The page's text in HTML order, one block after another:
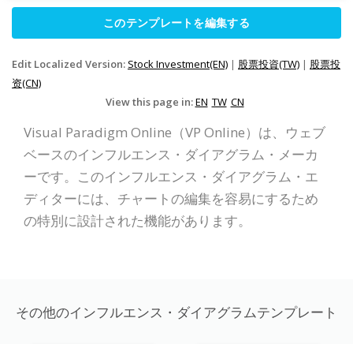
このテンプレートを編集する
Edit Localized Version: Stock Investment(EN) | 股票投資(TW) | 股票投
资(CN)
View this page in:EN TW CN
Visual Paradigm Online（VP Online）は、ウェブ
ベースのインフルエンス・ダイアグラム・メーカ
ーです。このインフルエンス・ダイアグラム・エ
ディターには、チャートの編集を容易にするため
の特別に設計された機能があります。
その他のインフルエンス・ダイアグラムテンプレート